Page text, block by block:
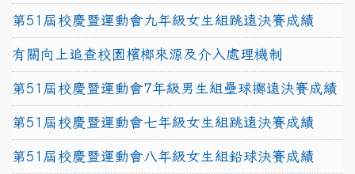
第51屆校慶暨運動會九年級女生組跳遠決賽成績
有關向上追查校園檳榔來源及介入處理機制
第51屆校慶暨運動會7年級男生組壘球擲遠決賽成績
第51屆校慶暨運動會七年級女生組跳遠決賽成績
第51屆校慶暨運動會八年級女生組鉛球決賽成績